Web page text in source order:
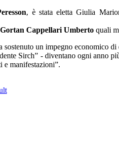
, è stata eletta Giulia
Gortan Cappellari Umberto quali
un impegno economico
Sirch” - diventano ogni anno
e manifestazioni”.